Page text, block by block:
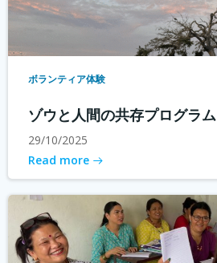
ボランティア体験
ゾウと人間の共存プログラム
29/10/2025
Read more